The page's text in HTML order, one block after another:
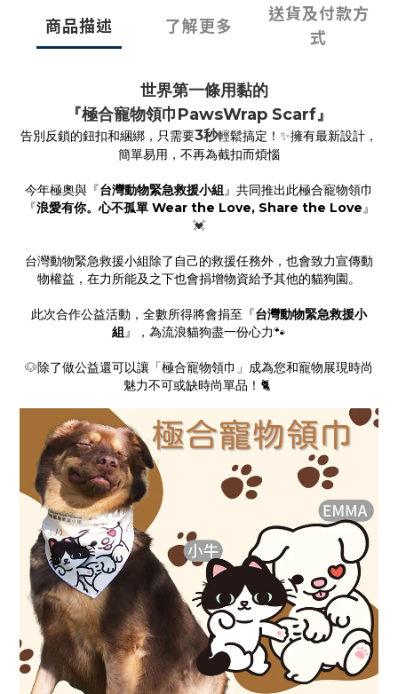
商品描述 了解更多
送貨及付款方
式
世界第一條用黏的
『極合寵物領巾PawsWrap Scarf』
告別反鎖的鈕扣和綑綁，只需要3秒輕鬆搞定！ ✨擁有最新設計，
簡單易用，不再為截扣而煩惱
今年極奧與『台灣動物緊急救援小組 』共同推出此極合寵物領巾
『浪愛有你。心不孤單 Wear the Love, Share the Love』
💓
台灣動物緊急救援小組除了自己的救援任務外，也會致力宣傳動
物權益，在力所能及之下也會捐增物資給予其他的貓狗園。
此次合作公益活動，全數所得將會捐至 『台灣動物緊急救援小
組 』，為流浪貓狗盡一份心力🐾
🐶除了做公益還可以讓「極合寵物領巾」成為您和寵物展現時尚
魅力不可或缺時尚單品！🐈